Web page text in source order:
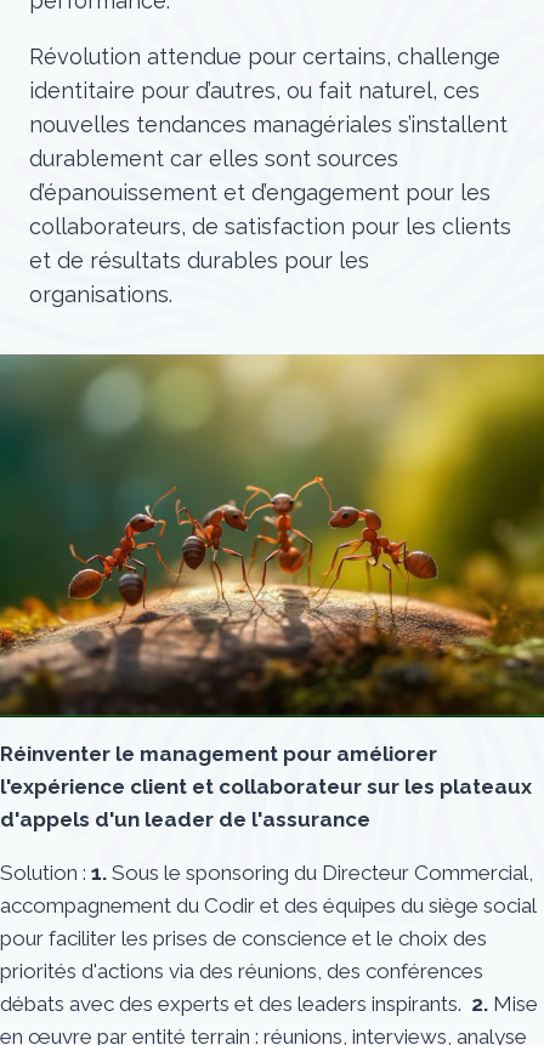
Révolution attendue pour certains, challenge
identitaire pour d’autres, ou fait naturel, ces
nouvelles tendances managériales s’installent
durablement car elles sont sources
d’épanouissement et d’engagement pour les
collaborateurs, de satisfaction pour les clients
et de résultats durables pour les
organisations.
Réinventer le management pour améliorer
l'expérience client et collaborateur sur les plateaux
d'appels d'un leader de l'assurance
Solution : 1. Sous le sponsoring du Directeur Commercial,
accompagnement du Codir et des équipes du siège social
pour faciliter les prises de conscience et le choix des
priorités d'actions via des réunions, des conférences
débats avec des experts et des leaders inspirants. 2. Mise
en œuvre par entité terrain : réunions, interviews, analyse